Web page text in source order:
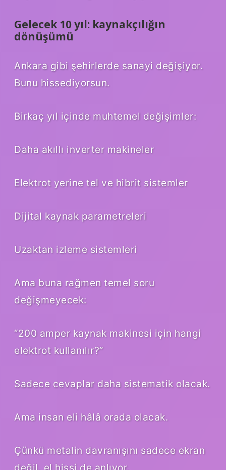
Gelecek 10 yıl: kaynakçılığın
dönüşümü
Ankara gibi şehirlerde sanayi değişiyor.
Bunu hissediyorsun.
Birkaç yıl içinde muhtemel değişimler:
Daha akıllı inverter makineler
Elektrot yerine tel ve hibrit sistemler
Dijital kaynak parametreleri
Uzaktan izleme sistemleri
Ama buna rağmen temel soru
değişmeyecek:
“200 amper kaynak makinesi için hangi
elektrot kullanılır?”
Sadece cevaplar daha sistematik olacak.
Ama insan eli hâlâ orada olacak.
Çünkü metalin davranışını sadece ekran
değil, el hissi de anlıyor.